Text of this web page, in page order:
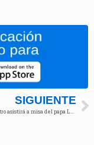
SIGUIENTE